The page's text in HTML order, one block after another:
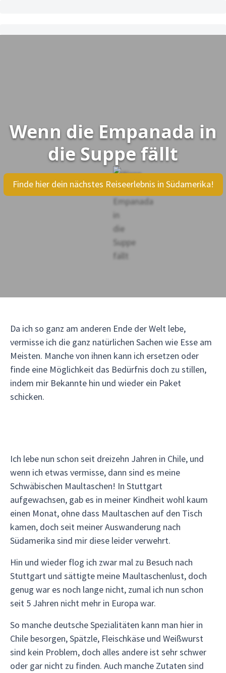
Wenn die Empanada in
die Suppe fällt
Finde hier dein nächstes Reiseerlebnis in Südamerika!
Da ich so ganz am anderen Ende der Welt lebe,
vermisse ich die ganz natürlichen Sachen wie Esse am
Meisten. Manche von ihnen kann ich ersetzen oder
finde eine Möglichkeit das Bedürfnis doch zu stillen,
indem mir Bekannte hin und wieder ein Paket
schicken.
Ich lebe nun schon seit dreizehn Jahren in Chile, und
wenn ich etwas vermisse, dann sind es meine
Schwäbischen Maultaschen! In Stuttgart
aufgewachsen, gab es in meiner Kindheit wohl kaum
einen Monat, ohne dass Maultaschen auf den Tisch
kamen, doch seit meiner Auswanderung nach
Südamerika sind mir diese leider verwehrt.
Hin und wieder flog ich zwar mal zu Besuch nach
Stuttgart und sättigte meine Maultaschenlust, doch
genug war es noch lange nicht, zumal ich nun schon
seit 5 Jahren nicht mehr in Europa war.
So manche deutsche Spezialitäten kann man hier in
Chile besorgen, Spätzle, Fleischkäse und Weißwurst
sind kein Problem, doch alles andere ist sehr schwer
oder gar nicht zu finden. Auch manche Zutaten sind